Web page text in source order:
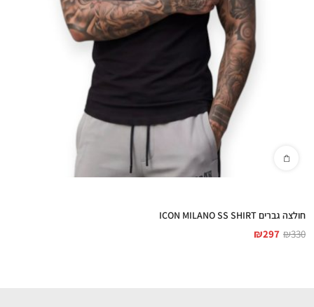
חולצה גברים ICON MILANO SS SHIRT
₪330
₪297